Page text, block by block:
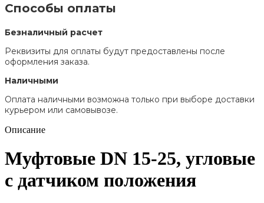
Способы оплаты
Безналичный расчет
Реквизиты для оплаты будут предоставлены после
оформления заказа.
Наличными
Оплата наличными возможна только при выборе доставки
курьером или самовывозе.
Описание
Муфтовые DN 15-25, угловые
с датчиком положения